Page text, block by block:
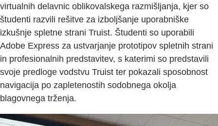
virtualnih delavnic oblikovalskega razmišljanja, kjer so
študenti razvili rešitve za izboljšanje uporabniške
izkušnje spletne strani Truist. Študenti so uporabili
Adobe Express za ustvarjanje prototipov spletnih strani
in profesionalnih predstavitev, s katerimi so predstavili
svoje predloge vodstvu Truist ter pokazali sposobnost
navigacija po zapletenostih sodobnega okolja
blagovnega trženja.